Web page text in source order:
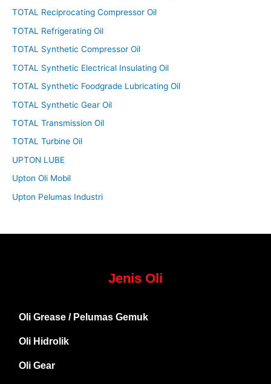
TOTAL Reciprocating Compressor Oil
TOTAL Refrigerating Oil
TOTAL Synthetic Compressor Oil
TOTAL Synthetic Electrical Insulating Oil
TOTAL Synthetic Foodgrade Lubricating Oil
TOTAL Synthetic Gear Oil
TOTAL Transmission Oil
TOTAL Turbine Oil
UPTON LUBE
Upton Oli Mobil
Upton Pelumas Industri
Jenis Oli
Oli Grease / Pelumas Gemuk
Oli Hidrolik
Oli Gear